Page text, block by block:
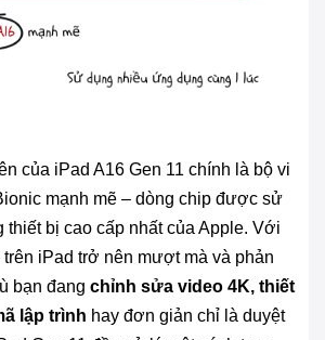
của iPad A16 Gen 11 chính là bộ vi
mạnh mẽ – dòng chip được sử
thiết bị cao cấp nhất của Apple. Với
trên iPad trở nên mượt mà và phản
bạn đang chỉnh sửa video 4K, thiết
lập trình hay đơn giản chỉ là duyệt